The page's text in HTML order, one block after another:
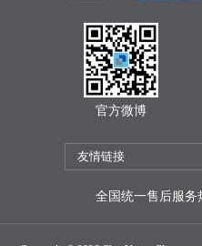
官方微博
全国统一售后服务